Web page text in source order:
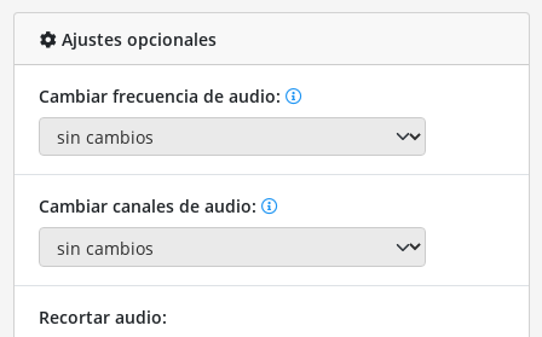
Ajustes opcionales
Cambiar frecuencia de audio:
Cambiar canales de audio:
Recortar audio: